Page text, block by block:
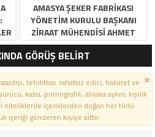
AMASYA ŞEKER FABRIKASI
YÖNETIM KURULU BAŞKANI
ZIRAAT MÜHENDISI AHMET
ÖZARSLAN’IN MEVLID KANDILI
MESAJI
GÖRÜŞ BELİRT
tehditkar, rahatsız edici, hakaret ve
kaba, pornografik, ahlaka aykırı, kişilik
niteliklerde içeriklerden doğan her türlü
içeriği gönderen kişiye aittir.